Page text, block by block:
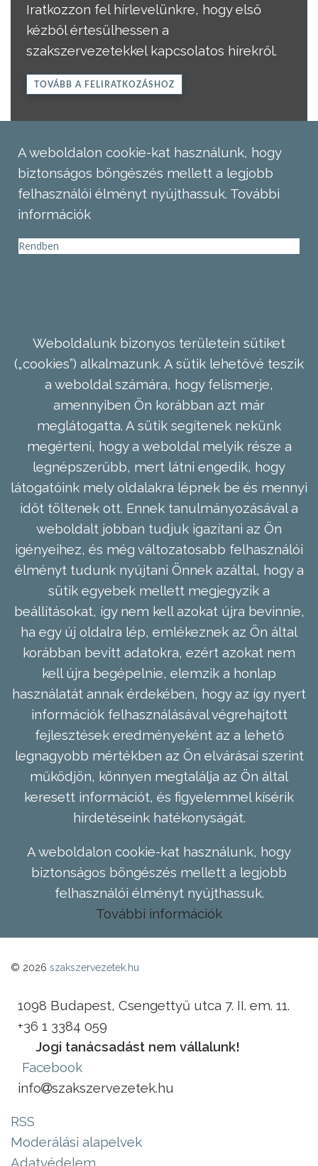
Iratkozzon fel hírlevelünkre, hogy első
kézből értesülhessen a
szakszervezetekkel kapcsolatos hírekről.
TOVÁBB A FELIRATKOZÁSHOZ
A weboldalon cookie-kat használunk, hogy
biztonságos böngészés mellett a legjobb
felhasználói élményt nyújthassuk. További
információk
Rendben
Weboldalunk bizonyos területein sütiket
(„cookies”) alkalmazunk. A sütik lehetővé teszik
a weboldal számára, hogy felismerje,
amennyiben Ön korábban azt már
meglátogatta. A sütik segítenek nekünk
megérteni, hogy a weboldal melyik része a
legnépszerűbb, mert látni engedik, hogy
látogatóink mely oldalakra lépnek be és mennyi
időt töltenek ott. Ennek tanulmányozásával a
weboldalt jobban tudjuk igazítani az Ön
igényeihez, és még változatosabb felhasználói
élményt tudunk nyújtani Önnek azáltal, hogy a
sütik egyebek mellett megjegyzik a
beállításokat, így nem kell azokat újra bevinnie,
ha egy új oldalra lép, emlékeznek az Ön által
korábban bevitt adatokra, ezért azokat nem
kell újra begépelnie, elemzik a honlap
használatát annak érdekében, hogy az így nyert
információk felhasználásával végrehajtott
fejlesztések eredményeként az a lehető
legnagyobb mértékben az Ön elvárásai szerint
működjön, könnyen megtalálja az Ön által
keresett információt, és figyelemmel kísérik
hirdetéseink hatékonyságát.
A weboldalon cookie-kat használunk, hogy
biztonságos böngészés mellett a legjobb
felhasználói élményt nyújthassuk.
További információk
© 2026 szakszervezetek.hu
1098 Budapest, Csengettyű utca 7. II. em. 11.
+36 1 3384 059
Jogi tanácsadást nem vállalunk!
Facebook
info
szakszervezetek.hu
RSS
Moderálási alapelvek
Adatvédelem